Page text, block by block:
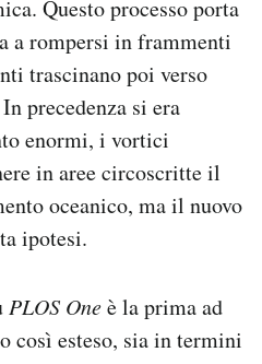
Questo processo porta
a rompersi in frammenti
trascinano poi verso
precedenza si era
enormi, i vortici
in aree circoscritte il
oceanico, ma il nuovo
ipotesi.
PLOS Oneè la prima ad
così esteso, sia in termini